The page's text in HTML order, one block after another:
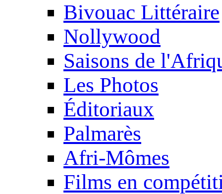
Bivouac Littéraire
Nollywood
Saisons de
Les Photos
Éditoriaux
Palmarès
Afri-Mômes
Films en